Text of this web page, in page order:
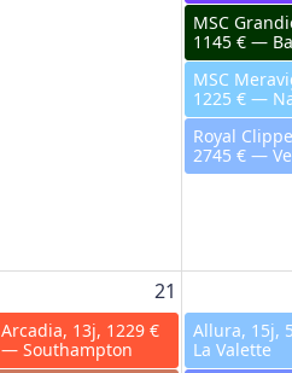
MSC
1145 € —
MSC
1225 € —
Royal
2745 € —
21
Arcadia, 13j, 1229 €
— Southampton
Allura, 15j,
La Valette